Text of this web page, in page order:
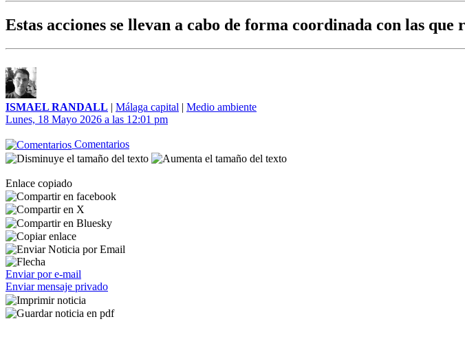
Estas acciones se llevan a cabo de forma coordinada con las
ISMAEL RANDALL | Málaga capital | Medio ambiente
Lunes, 18 Mayo 2026 a las 12:01 pm
Comentarios
Enlace copiado
Enviar por e-mail
Enviar mensaje privado